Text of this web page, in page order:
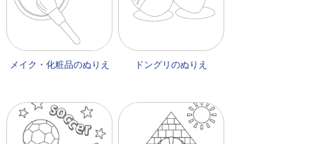
メイク・化粧品のぬりえ ドングリのぬりえ